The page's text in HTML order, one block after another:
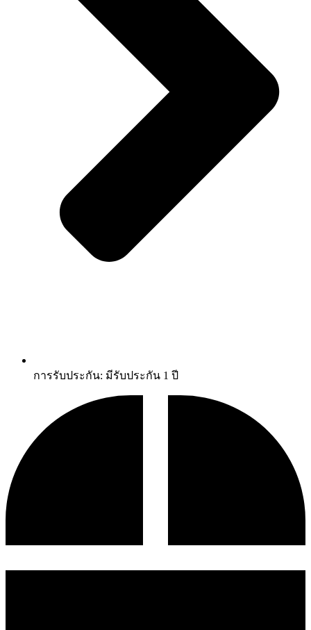
การรับประกัน: มีรับประกัน 1 ปี